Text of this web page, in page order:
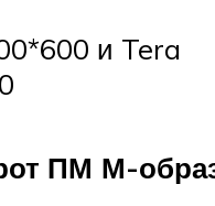
и Tera
ПМ М-